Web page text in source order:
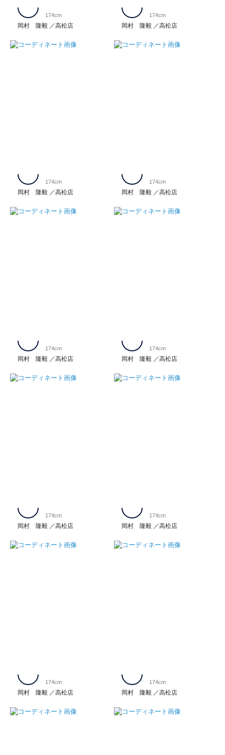
岡村 隆毅 高松店
174cm
岡村 隆毅 高松店
174cm
岡村 隆毅 高松店
174cm
岡村 隆毅 高松店
174cm
岡村 隆毅 高松店
174cm
岡村 隆毅 高松店
174cm
岡村 隆毅 高松店
174cm
岡村 隆毅 高松店
174cm
岡村 隆毅 高松店
174cm
岡村 隆毅 高松店
174cm